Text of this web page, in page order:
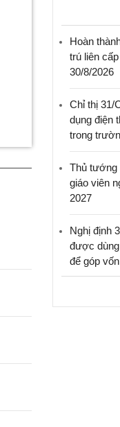
Hoàn
trú liên
30/8/2026
Chỉ thị 31/
dụng điện
trong
Thủ tướng
giáo viên
2027
Nghị định
được
để góp